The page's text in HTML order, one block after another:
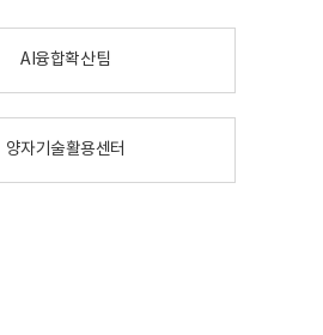
AI융합확산팀
양자기술활용센터